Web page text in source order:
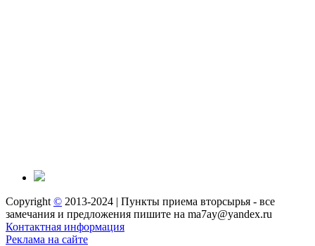
Copyright © 2013-2024 | Пункты приема вторсырья - все
замечания и предложения пишите на ma7ay@yandex.ru
Контактная информация
Реклама на сайте